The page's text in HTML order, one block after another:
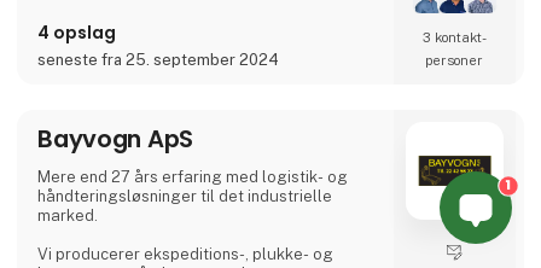
Centralsmøring sikrer dig at din maskine
bliver smurt med rette mængde, på rette sted
og i rette tid. Dette sikre drift og levetid af dit
AVN Hydraulik A/S
know how
Masytec A/S
mængde - Rette sted - Rette tid
4 opslag
seneste fra 25. september 2024
3 kontakt­
personer
Bayvogn ApS
Mere end 27 års erfaring med logistik- og
håndteringsløsninger til det industrielle
marked.
Vi producerer ekspeditions-, plukke- og
1